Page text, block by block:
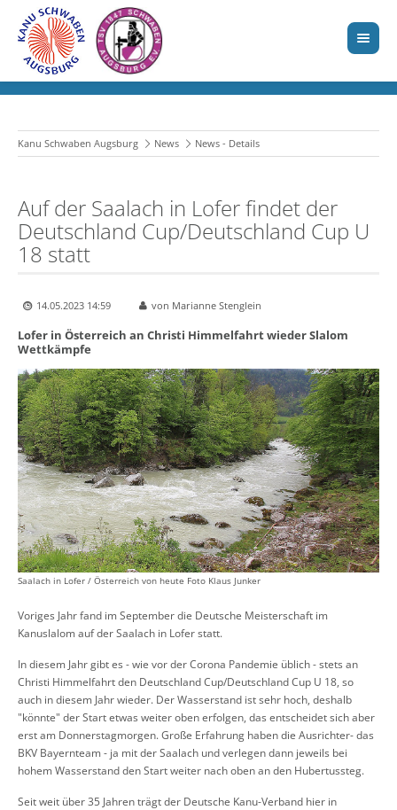
Kanu Schwaben Augsburg News News - Details
Auf der Saalach in Lofer findet der
Deutschland Cup/Deutschland Cup U
18 statt
14.05.2023 14:59 von Marianne Stenglein
Lofer in Österreich an Christi Himmelfahrt wieder Slalom
Wettkämpfe
Saalach in Lofer / Österreich von heute Foto Klaus Junker
Voriges Jahr fand im September die Deutsche Meisterschaft im
Kanuslalom auf der Saalach in Lofer statt.
In diesem Jahr gibt es - wie vor der Corona Pandemie üblich - stets an
Christi Himmelfahrt den Deutschland Cup/Deutschland Cup U 18, so
auch in diesem Jahr wieder. Der Wasserstand ist sehr hoch, deshalb
"könnte" der Start etwas weiter oben erfolgen, das entscheidet sich aber
erst am Donnerstagmorgen. Große Erfahrung haben die Ausrichter- das
BKV Bayernteam - ja mit der Saalach und verlegen dann jeweils bei
hohem Wasserstand den Start weiter nach oben an den Hubertussteg.
Seit weit über 35 Jahren trägt der Deutsche Kanu-Verband hier in